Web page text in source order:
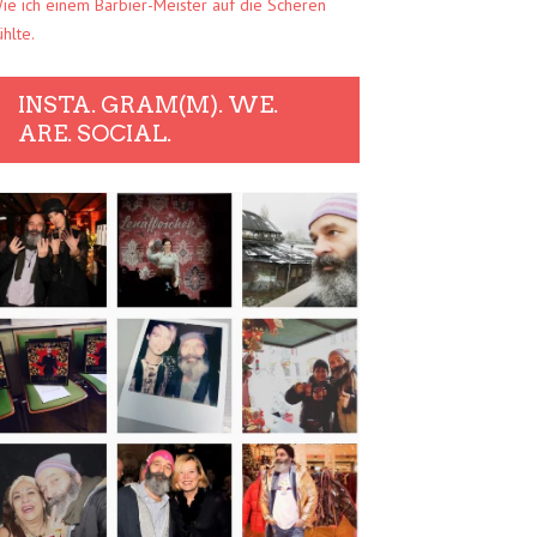
ich einem Barbier-Meister auf die Scheren
INSTA. GRAM(M). WE.
ARE. SOCIAL.